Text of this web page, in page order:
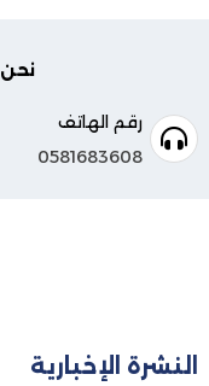
رقم الهاتف
0581683608
النشرة الإخبارية